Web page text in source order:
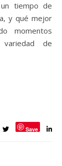
tiempo de
y qué mejor
momentos
de
Save